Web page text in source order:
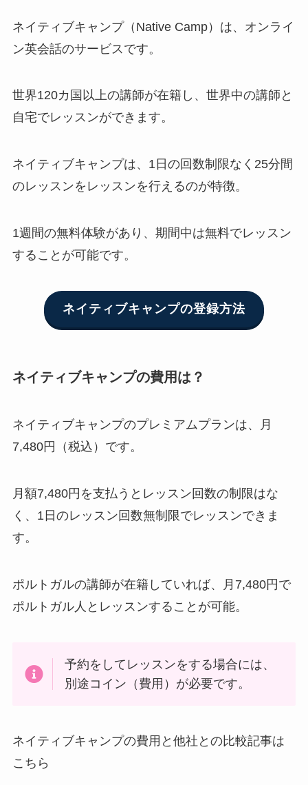
ネイティブキャンプ（Native Camp）は、オンライ
ン英会話のサービスです。
世界120カ国以上の講師が在籍し、世界中の講師と
自宅でレッスンができます。
ネイティブキャンプは、1日の回数制限なく25分間
のレッスンをレッスンを行えるのが特徴。
1週間の無料体験があり、期間中は無料でレッスン
することが可能です。
ネイティブキャンプの登録方法
ネイティブキャンプの費用は？
ネイティブキャンプのプレミアムプランは、月
7,480円（税込）です。
月額7,480円を支払うとレッスン回数の制限はな
く、1日のレッスン回数無制限でレッスンできま
す。
ポルトガルの講師が在籍していれば、月7,480円で
ポルトガル人とレッスンすることが可能。
予約をしてレッスンをする場合には、
別途コイン（費用）が必要です。
ネイティブキャンプの費用と他社との比較記事は
こちら